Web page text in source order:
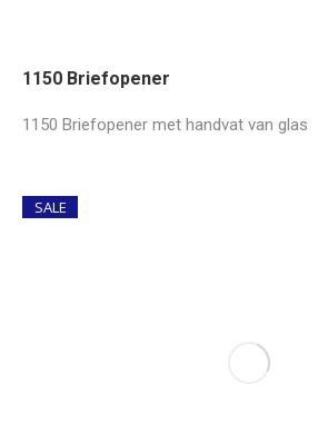
1150 Briefopener
1150 Briefopener met handvat van glas
SALE